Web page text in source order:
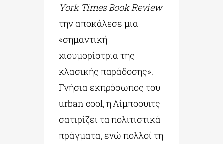
York Times Book Review
την αποκάλεσε μια
«σημαντική
χιουμορίστρια της
κλασικής παράδοσης».
Γνήσια εκπρόσωπος του
urban cool, η Λίμποουιτς
σατιρίζει τα πολιτιστικά
πράγματα, ενώ πολλοί τη